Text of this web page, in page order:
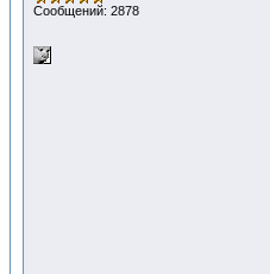
Сообщений: 2878